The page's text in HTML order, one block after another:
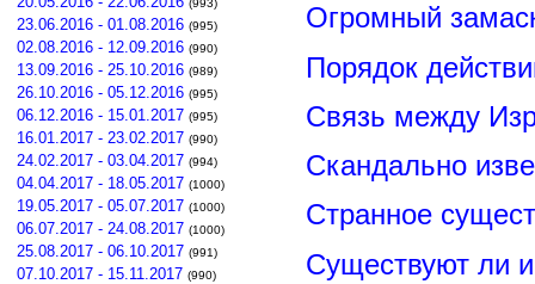
(993)
23.06.2016 - 01.08.2016 (995)
02.08.2016 - 12.09.2016 (990)
13.09.2016 - 25.10.2016 (989)
26.10.2016 - 05.12.2016 (995)
06.12.2016 - 15.01.2017 (995)
16.01.2017 - 23.02.2017 (990)
24.02.2017 - 03.04.2017 (994)
04.04.2017 - 18.05.2017 (1000)
19.05.2017 - 05.07.2017 (1000)
06.07.2017 - 24.08.2017 (1000)
25.08.2017 - 06.10.2017 (991)
07.10.2017 - 15.11.2017 (990)
Огромный
Порядок
Связь между
Скандально
Странное
Существуют ли